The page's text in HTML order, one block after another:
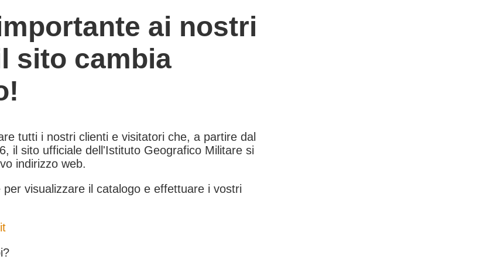
ai nostri
sito cambia
tutti i nostri clienti e visitatori che, a partire dal
il sito ufficiale dell'Istituto Geografico Militare si
indirizzo web.
per visualizzare il catalogo e effettuare i vostri